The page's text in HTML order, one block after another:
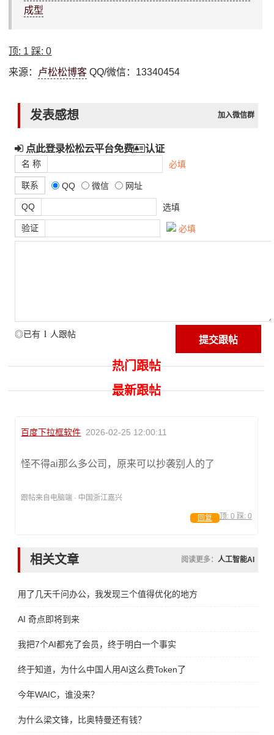
成型
顶: 1 踩:0
来源： 卢松松博客 QQ/微信：13340454
发表感想 加入微信群
点此登录松松云平台免费 认证
名 称 必填
联系 QQ 微信 网址
QQ 选填
验证 必填
◎已有 1 人跟帖
热门跟帖
最新跟帖
百度下拉框软件 2026-02-25 12:00:11
怪不得ai那么多公司，原来可以抄袭别人的了
跟帖来自电脑端 · 中国浙江嘉兴
顶: 0 踩: 0
回复
相关文章 阅读更多： 人工智能AI
用了几天千问办公，我发现三个值得优化的地方
AI 奇点即将到来
我把7个AI都充了会员，终于明白一个事实
终于知道，为什么中国人用AI这么费Token了
今年WAIC，谁没来？
为什么梁文锋，比奥特曼还有钱？